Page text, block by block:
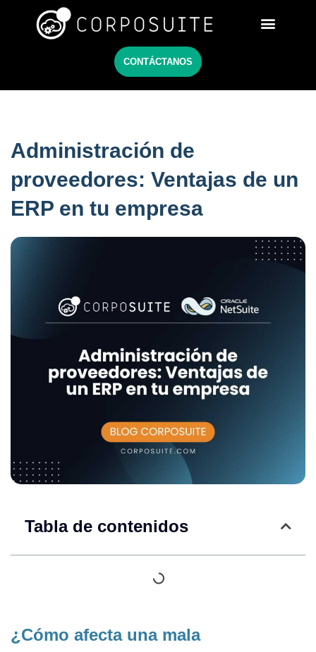
CONTÁCTANOS
Administración de
proveedores: Ventajas de un
ERP en tu empresa
Tabla de contenidos
¿Cómo afecta una mala